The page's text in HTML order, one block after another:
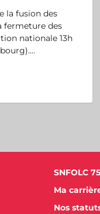
la fusion des
fermeture des
nationale 13h
SNFOLC 75
Ma
Nos